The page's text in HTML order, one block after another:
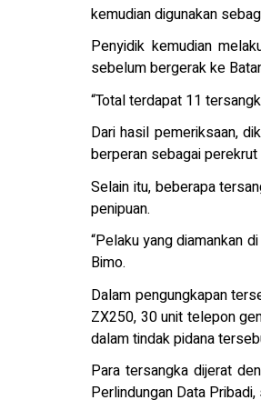
kemudian digunakan
Penyidik kemudian
sebelum bergerak ke
“Total terdapat 11
Dari hasil pemeriksaan,
berperan sebagai
Selain itu, beberapa
penipuan.
“Pelaku yang diamankan
Bimo.
Dalam pengungkapan
ZX250, 30 unit telepon
dalam tindak pidana
Para tersangka dijerat
Perlindungan Data